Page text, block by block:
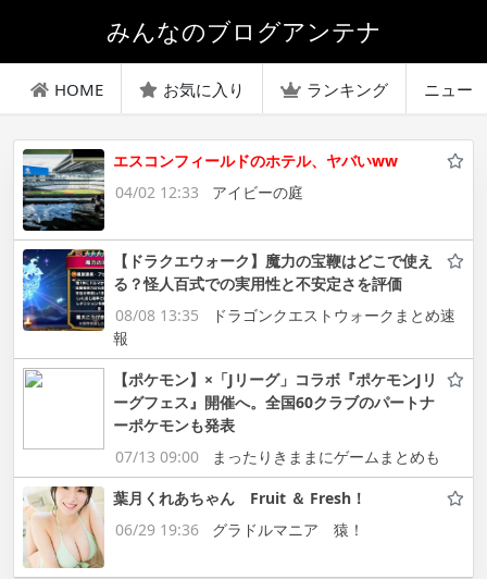
みんなのブログアンテナ
HOME お気に入り ランキング ニュー
エスコンフィールドのホテル、ヤバいww
04/02 12:33
アイビーの庭
【ドラクエウォーク】魔力の宝鞭はどこで使え
る？怪人百式での実用性と不安定さを評価
08/08 13:35
ドラゴンクエストウォークまとめ速
報
【ポケモン】×「Jリーグ」コラボ『ポケモンJリ
ーグフェス』開催へ。全国60クラブのパートナ
ーポケモンも発表
07/13 09:00
まったりきままにゲームまとめも
葉月くれあちゃん Fruit ＆ Fresh！
06/29 19:36
グラドルマニア 猿！